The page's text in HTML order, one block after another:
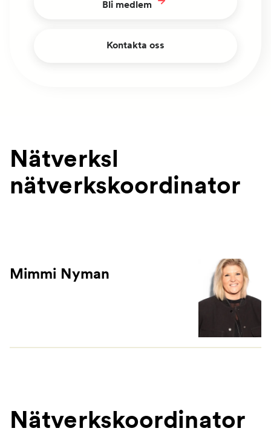
Bli medlem
Kontakta oss
Nätverksl
nätverkskoordinator
Mimmi Nyman
Nätverkskoordinator